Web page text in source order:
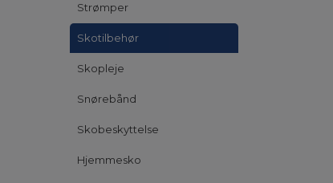
Strømper
Skotilbehør
Skopleje
Snørebånd
Skobeskyttelse
Hjemmesko